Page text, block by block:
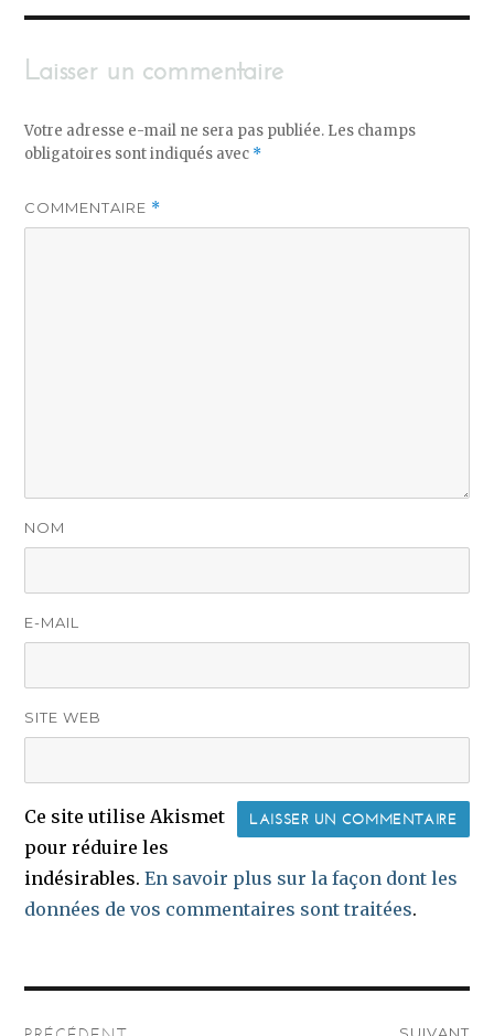
Laisser un commentaire
Votre adresse e-mail ne sera pas publiée. Les champs
obligatoires sont indiqués avec *
COMMENTAIRE *
NOM
E-MAIL
SITE WEB
Ce site utilise Akismet
pour réduire les
indésirables.En savoir plus sur la façon dont les
données de vos commentaires sont traitées.